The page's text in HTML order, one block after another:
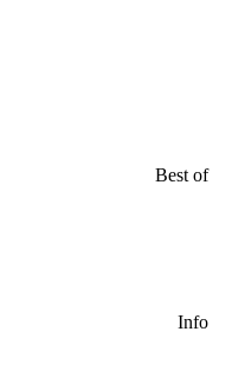
Best of
Info